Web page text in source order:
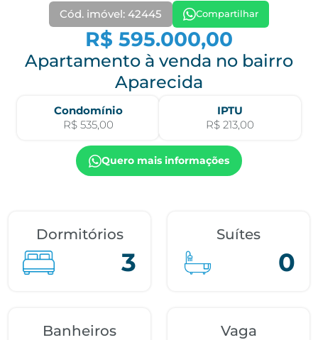
Cód. imóvel: 42445 Compartilhar
R$ 595.000,00
Apartamento à venda no bairro
Aparecida
Condomínio
R$ 535,00
IPTU
R$ 213,00
Quero mais informações
Dormitórios
3
Suítes
0
Banheiros Vaga